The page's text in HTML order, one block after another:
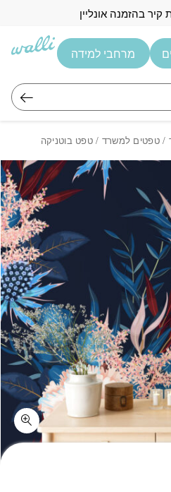
בהזמנה אונליין
מרחבי למידה
/טפטים למשרד / טפט בוטניקה